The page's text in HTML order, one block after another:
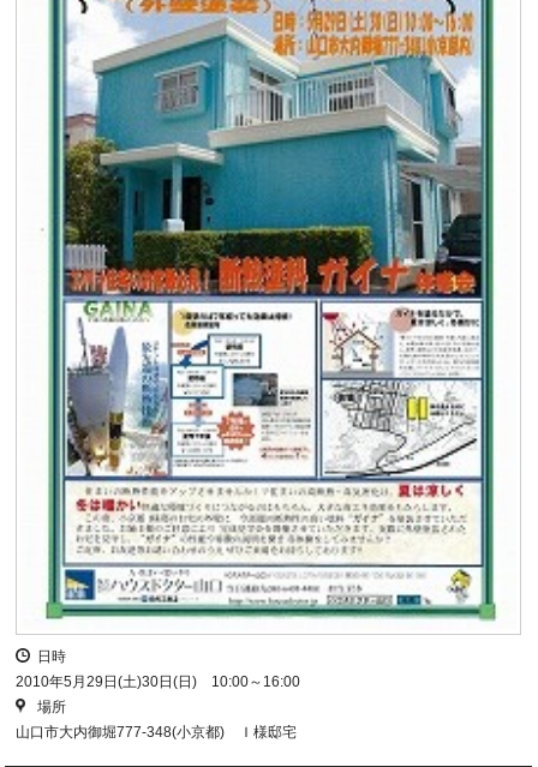
日時
2010年5月29日(土)30日(日) 10:00～16:00
場所
山口市大内御堀777-348(小京都) Ｉ様邸宅